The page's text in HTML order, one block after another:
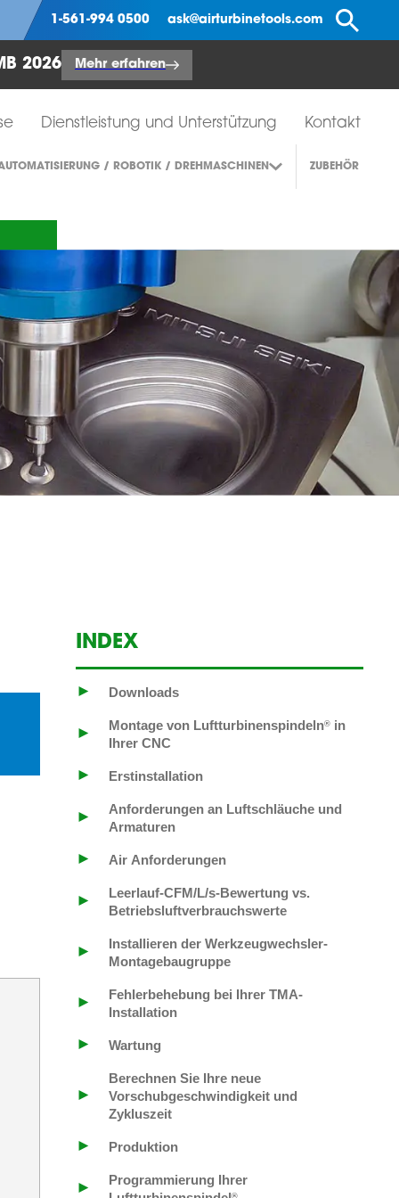
1-561-994 0500 ask@airturbinetools.com
2026 Mehr erfahren
Dienstleistung und Unterstützung Kontakt
/ ROBOTIK / DREHMASCHINEN ZUBEHÖR
INDEX
► Downloads
►
Montage von Luftturbinenspindeln® in
Ihrer CNC
► Erstinstallation
►
Anforderungen an Luftschläuche und
Armaturen
► Air Anforderungen
►
Leerlauf-CFM/L/s-Bewertung vs.
Betriebsluftverbrauchswerte
►
Installieren der Werkzeugwechsler-
Montagebaugruppe
►
Fehlerbehebung bei Ihrer TMA-
Installation
► Wartung
►
Berechnen Sie Ihre neue
Vorschubgeschwindigkeit und
Zykluszeit
► Produktion
►
Programmierung Ihrer
®